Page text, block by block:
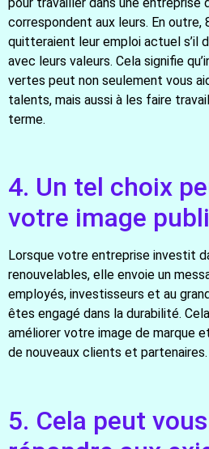
correspondent aux leurs. En outre,
quitteraient leur emploi actuel s’il
avec leurs valeurs. Cela signifie
vertes peut non seulement vous
talents, mais aussi à les faire
terme.
4. Un tel choix
votre image
Lorsque votre entreprise investit
renouvelables, elle envoie un
employés, investisseurs et au
êtes engagé dans la durabilité.
améliorer votre image de marque
de nouveaux clients et partenaires.
5. Cela peut